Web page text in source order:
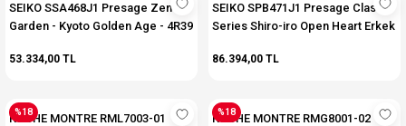
SEIKO SSA468J1 Presage Zen
Garden - Kyoto Golden Age - 4R39
53.334,00 TL
SEIKO SPB471J1 Presage Classic
Series Shiro-iro Open Heart Erkek
86.394,00 TL
%18
ROCHE MONTRE RML7003-01
%18
ROCHE MONTRE RMG8001-02